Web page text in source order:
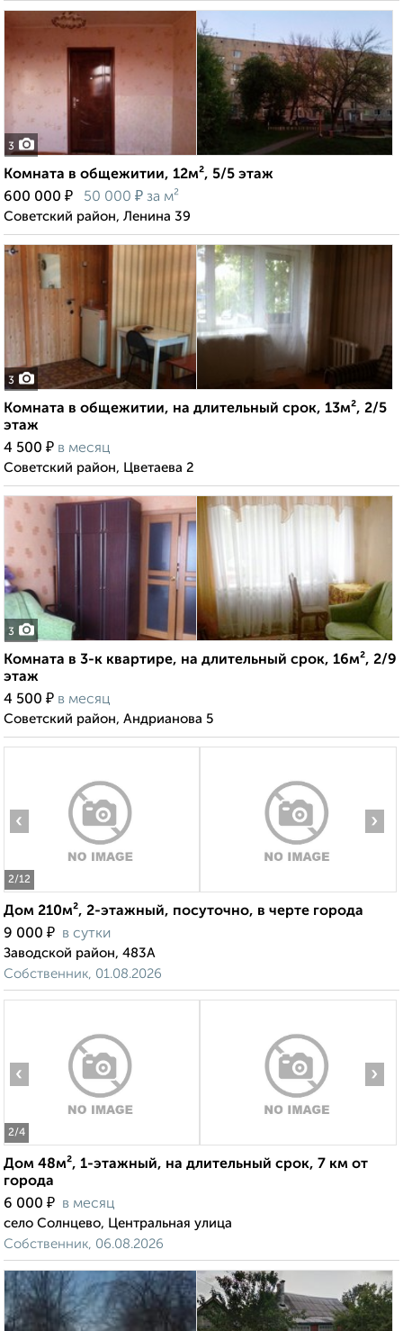
3
Комната в общежитии, 12м², 5/5 этаж
600 000 ₽ 50 000 ₽ за м²
Советский район, Ленина 39
3
Комната в общежитии, на длительный срок, 13м², 2/5
этаж
4 500 ₽ в месяц
Советский район, Цветаева 2
3
Комната в 3-к квартире, на длительный срок, 16м², 2/9
этаж
4 500 ₽ в месяц
Советский район, Андрианова 5
2/12
‹ ›
Дом 210м², 2-этажный, посуточно, в черте города
9 000 ₽ в сутки
Заводской район, 483А
Собственник, 01.08.2026
2/4
‹ ›
Дом 48м², 1-этажный, на длительный срок, 7 км от
города
6 000 ₽ в месяц
село Солнцево, Центральная улица
Собственник, 06.08.2026